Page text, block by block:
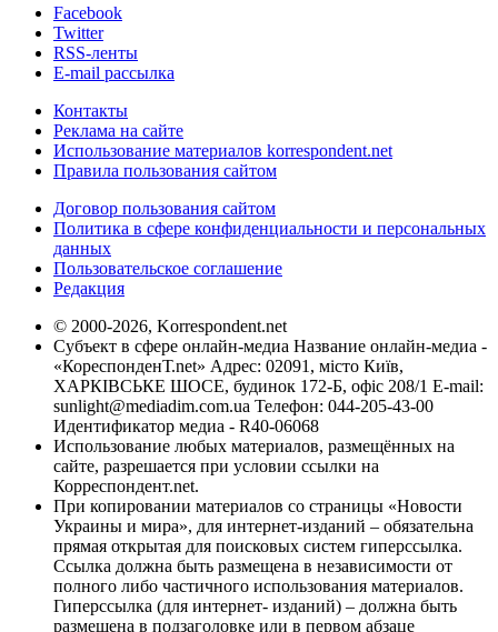
Facebook
Twitter
RSS-ленты
E-mail рассылка
Контакты
Реклама на сайте
Использование материалов korrespondent.net
Правила пользования сайтом
Договор пользования сайтом
Политика в сфере конфиденциальности и персональных
данных
Пользовательское соглашение
Редакция
© 2000-2026, Korrespondent.net
Субъект в сфере онлайн-медиа Название онлайн-медиа -
«КореспонденТ.net» Адрес: 02091, місто Київ,
ХАРКІВСЬКЕ ШОСЕ, будинок 172-Б, офіс 208/1 E-mail:
sunlight@mediadim.com.ua Телефон: 044-205-43-00
Идентификатор медиа - R40-06068
Использование любых материалов, размещённых на
сайте, разрешается при условии ссылки на
Корреспондент.net.
При копировании материалов со страницы «Новости
Украины и мира», для интернет-изданий – обязательна
прямая открытая для поисковых систем гиперссылка.
Ссылка должна быть размещена в независимости от
полного либо частичного использования материалов.
Гиперссылка (для интернет- изданий) – должна быть
размещена в подзаголовке или в первом абзаце